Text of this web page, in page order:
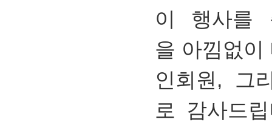
이 행사를
을 아낌없
인회원, 그
로 감사드